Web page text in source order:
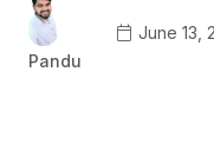
Pandu
June 13,